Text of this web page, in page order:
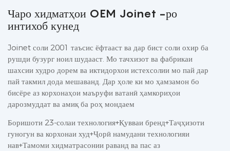
Чаро хидматҳои OEM Joinet -ро
интихоб кунед
Joinet соли 2001 таъсис ёфтааст ва дар бист соли охир ба
рушди бузург ноил шудааст. Мо тачхизот ва фабрикаи
шахсии худро дорем ва иктидорхои истехсолии мо пай дар
пай такмил дода мешаванд. Дар ҳоле ки мо ҳамзамон бо
бисёре аз корхонаҳои маъруфи ватанӣ ҳамкориҳои
дарозмуддат ва амиқ ба роҳ мондаем
Боришоти 23-солаи технология+Қувваи бренд+Таҷҳизоти
гуногун ва корхонаи худ+Ҷорӣ намудани технологияи
нав+Тамоми хидматрасонии раванд ва пас аз